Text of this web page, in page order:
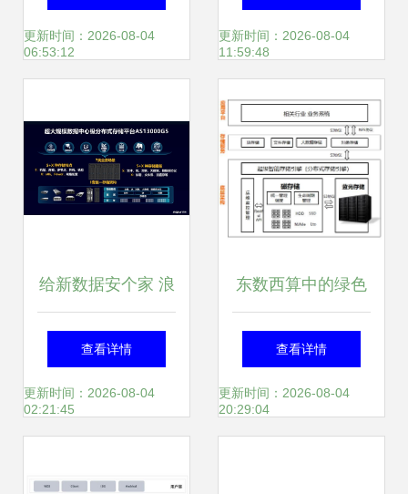
集市、数据中台这
白了
更新时间：2026-08-04
06:53:12
2000万美元B轮融
和存储服务创新
更新时间：2026-08-04
11:59:48
给新数据安个家 浪
潮AS13000G5存储
撑起EB级弹性融合
查看详情
更新时间：2026-08-04
02:21:45
东数西算中的绿色
智算数据中心 数据
处理与存储服务的
查看详情
更新时间：2026-08-04
20:29:04